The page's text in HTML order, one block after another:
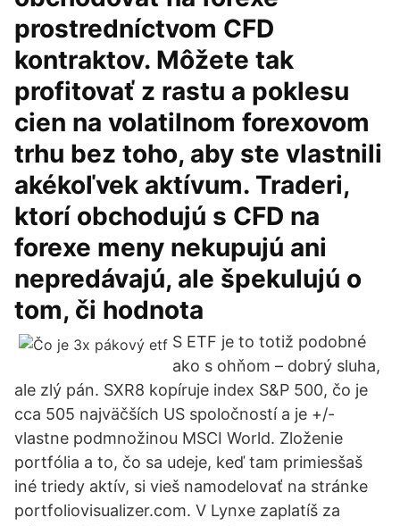
prostredníctvom CFD
kontraktov. Môžete tak
profitovať z rastu a poklesu
cien na volatilnom forexovom
trhu bez toho, aby ste vlastnili
akékoľvek aktívum. Traderi,
ktorí obchodujú s CFD na
forexe meny nekupujú ani
nepredávajú, ale špekulujú o
tom, či hodnota
S ETF je to totiž podobné
ako s ohňom – dobrý sluha,
ale zlý pán. SXR8 kopíruje index S&P 500, čo je
cca 505 najväčších US spoločností a je +/-
vlastne podmnožinou MSCI World. Zloženie
portfólia a to, čo sa udeje, keď tam primiesšaš
iné triedy aktív, si vieš namodelovať na stránke
portfoliovisualizer.com. V Lynxe zaplatíš za